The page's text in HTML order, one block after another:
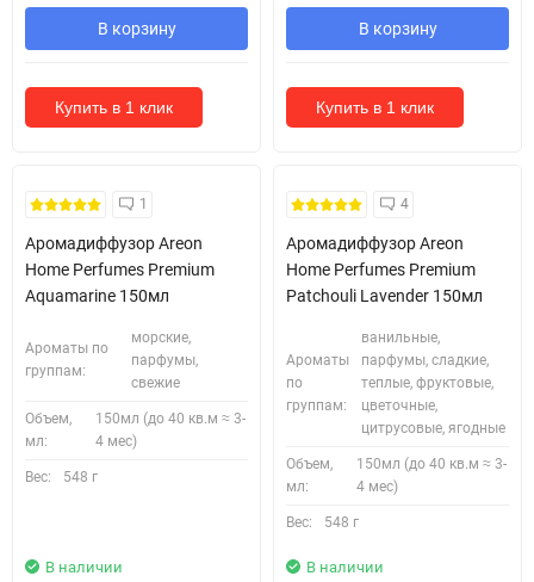
В корзину
Купить в 1 клик
В корзину
Купить в 1 клик
1
Аромадиффузор Areon
Home Perfumes Premium
Aquamarine 150мл
Ароматы по
группам:
морские,
парфумы,
свежие
Объем,
мл:
150мл (до 40 кв.м ≈ 3-
4 мес)
Вес: 548 г
В наличии
4
Аромадиффузор Areon
Home Perfumes Premium
Patchouli Lavender 150мл
Ароматы
по
группам:
ванильные,
парфумы, сладкие,
теплые, фруктовые,
цветочные,
цитрусовые, ягодные
Объем,
мл:
150мл (до 40 кв.м ≈ 3-
4 мес)
Вес: 548 г
В наличии